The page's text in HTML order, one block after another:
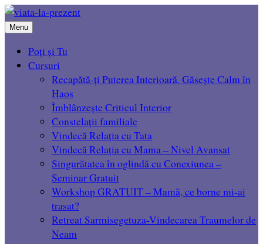
Menu
Poți și Tu
Cursuri
Recapătă-ți Puterea Interioară. Găsește Calm în
Haos
Îmblânzește Criticul Interior
Constelații familiale
Vindecă Relația cu Tata
Vindecă Relația cu Mama – Nivel Avansat
Singurătatea în oglindă cu Conexiunea –
Seminar Gratuit
Workshop GRATUIT – Mamă, ce borne mi-ai
trasat?
Retreat Sarmisegetuza-Vindecarea Traumelor de
Neam